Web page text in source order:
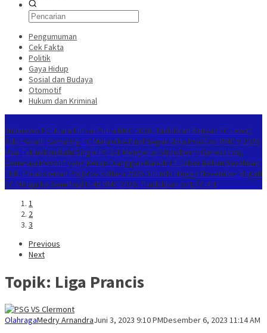
Pengumuman
Cek Fakta
Politik
Gaya Hidup
Sosial dan Budaya
Otomotif
Hukum dan Kriminal
Imbluewo FC Juara Futsal Putra BMC 2026, Taklukkan Banyan FC Lewat
Adu Penalti Semaring FC Melaju ke Final Sepak Bola Prestasi BMC V 2026
Usai Taklukkan Batu Singai FC 2-1 Mengenal Strawberry Generation,
Generasi Inovatif yang Kerap Dianggap Rapuh 14 Cabor Belum Serahkan
THB, Pelaksanaan Porprov Kaltara 2026 Ditunda Hingga NovemberBupati
FC Melaju ke Semifinal U-45 BMC 2026, Tundukkan OTL FC 4-1
1
2
3
Previous
Next
Topik: Liga Prancis
OlahragaMedry ArnandraJuni 3, 2023 9:10 PMDesember 6, 2023 11:14 AM